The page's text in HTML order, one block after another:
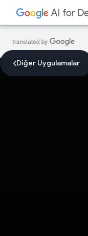
Diğer Uygulamalar